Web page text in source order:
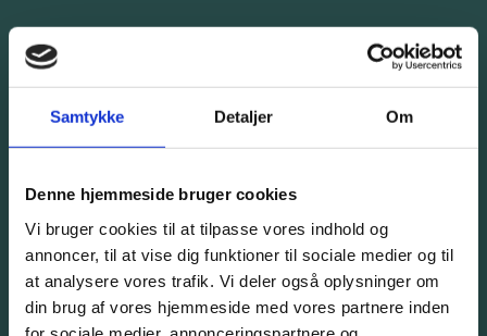
Samtykke Detaljer Om
Denne hjemmeside bruger cookies
Vi bruger cookies til at tilpasse vores indhold og
annoncer, til at vise dig funktioner til sociale medier og til
at analysere vores trafik. Vi deler også oplysninger om
din brug af vores hjemmeside med vores partnere inden
Mads-Emil Pregel
Projektleder
mep@bangbeen.dk
Arbejdsmiljøkoordinator
Bygningskonstruktør.
mj@bangbeen.dk